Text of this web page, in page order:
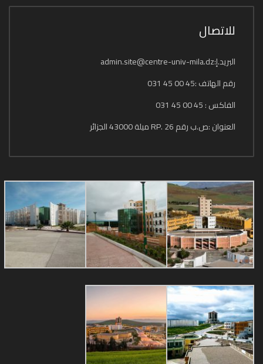
للاتصال
البريد.إ:admin.site@centre-univ-mila.dz
رقم الهاتف :45 00 45 031
الفاكس : 45 00 45 031
العنوان :ص.ب رقم 26 .RP ميلة 43000 الجزائر